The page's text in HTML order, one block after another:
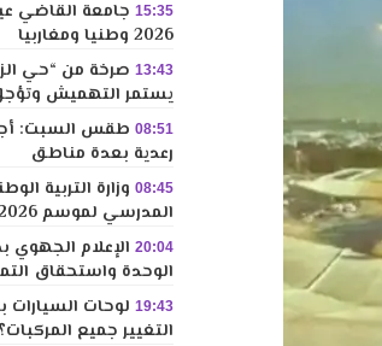
15:35
2026 وطنيا ومغاربيا
13:43 صرخة من “حي
يستمر التهميش
08:51 طقس السبت:
رعدية بعدة مناطق
08:45 وزارة التربية
المدرسي لموسم 2026-2027
20:04 الإعلام
الوحدة واستحقاق
19:43 لوحات
التغيير جميع المركبات؟